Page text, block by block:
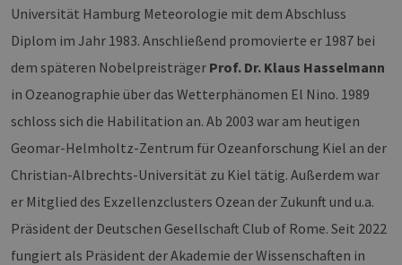
Universität Hamburg Meteorologie mit dem Abschluss
Diplom im Jahr 1983. Anschließend promovierte er 1987 bei
dem späteren Nobelpreisträger Prof. Dr. Klaus Hasselmann
in Ozeanographie über das Wetterphänomen El Nino. 1989
schloss sich die Habilitation an. Ab 2003 war am heutigen
Geomar-Helmholtz-Zentrum für Ozeanforschung Kiel an der
Christian-Albrechts-Universität zu Kiel tätig. Außerdem war
er Mitglied des Exzellenzclusters Ozean der Zukunft und u.a.
Präsident der Deutschen Gesellschaft Club of Rome. Seit 2022
fungiert als Präsident der Akademie der Wissenschaften in